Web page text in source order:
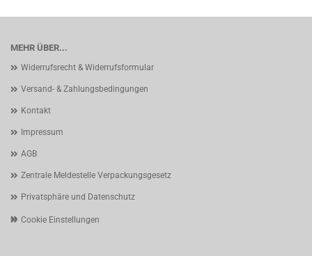
MEHR ÜBER...
Widerrufsrecht & Widerrufsformular
Versand- & Zahlungsbedingungen
Kontakt
Impressum
AGB
Zentrale Meldestelle Verpackungsgesetz
Privatsphäre und Datenschutz
Cookie Einstellungen